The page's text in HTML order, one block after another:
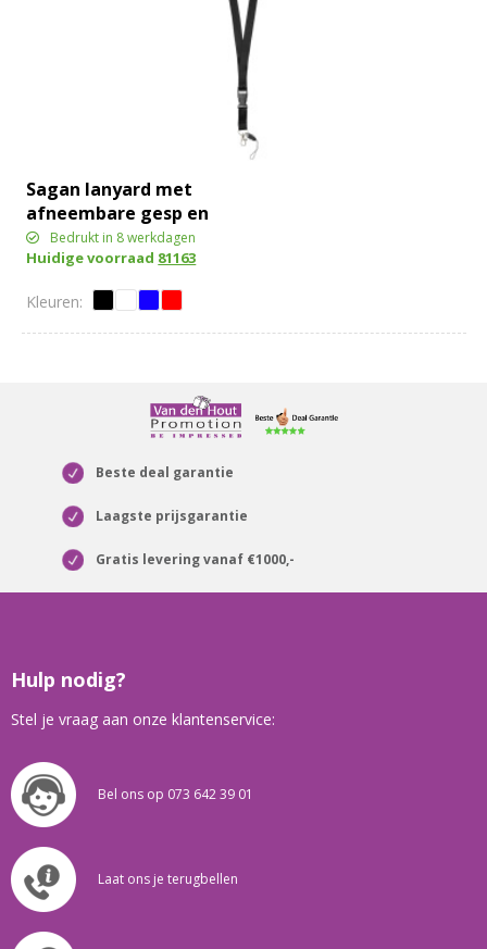
Sagan lanyard met
afneembare gesp en
telefoonhouder
Bedrukt in 8 werkdagen
Huidige voorraad 81163
Beste deal garantie
Laagste prijsgarantie
Gratis levering vanaf €1000,-
Hulp nodig?
Stel je vraag aan onze klantenservice:
Bel ons op 073 642 39 01
Laat ons je terugbellen